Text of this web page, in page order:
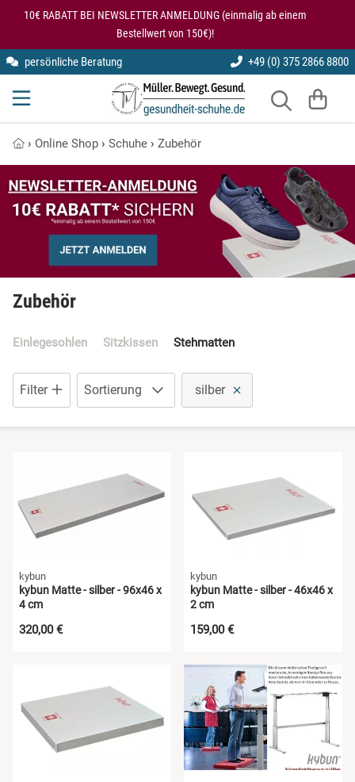
10€ RABATT BEI NEWSLETTER ANMELDUNG (einmalig ab einem
Bestellwert von 150€)!
persönliche Beratung +49 (0) 375 2866 8800
› Online Shop › Schuhe › Zubehör
Zubehör
Einlegesohlen Sitzkissen Stehmatten
Filter Sortierung silber
kybun
kybun Matte - silber - 96x46 x
4 cm
320,00 €
kybun
kybun Matte - silber - 46x46 x
2 cm
159,00 €
Gesundheitsschuhe
Halbschuhe
Hausschuhe
Laufschuhe
Lederschuhe
Sandalen
Einlegesohlen
kybun
Modularis
SmartFoot
X10D
Gesundheitsschuhe für den Rücken
Knie entlastende Schuhe
Kybun Matte im Test
Kybun Schuhe bei Kniearthrose
Kybun Schuhe im Test
Schuhe bei Fersensporn
Übungen auf der kybun Matte